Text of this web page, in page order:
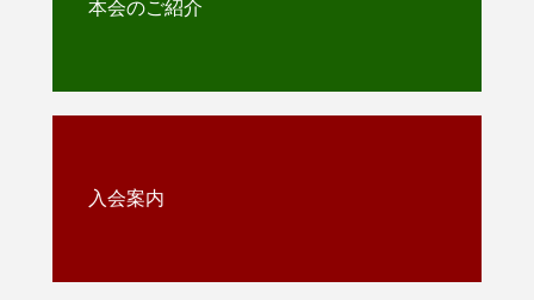
本会のご紹介
入会案内